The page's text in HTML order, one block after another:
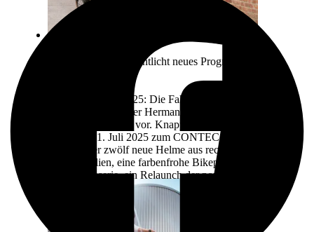
CONTEC veröffentlicht neues Programm für das
Hoya, 3. Juli 2025: Die Fahrradteile und -
zubehörmarke der Hermann Hartje KG stellt ihr
neues Sortiment vor. Knapp 300 Neuheiten gehören
ab dem 1. Juli 2025 zum CONTEC Programm.
Darunter zwölf neue Helme aus recycelten
Materialien, eine farbenfrohe Bikepacking-
Taschenserie, ein Relaunch der populären
CONTEC Via Taschenserie, sowie zahlreiche